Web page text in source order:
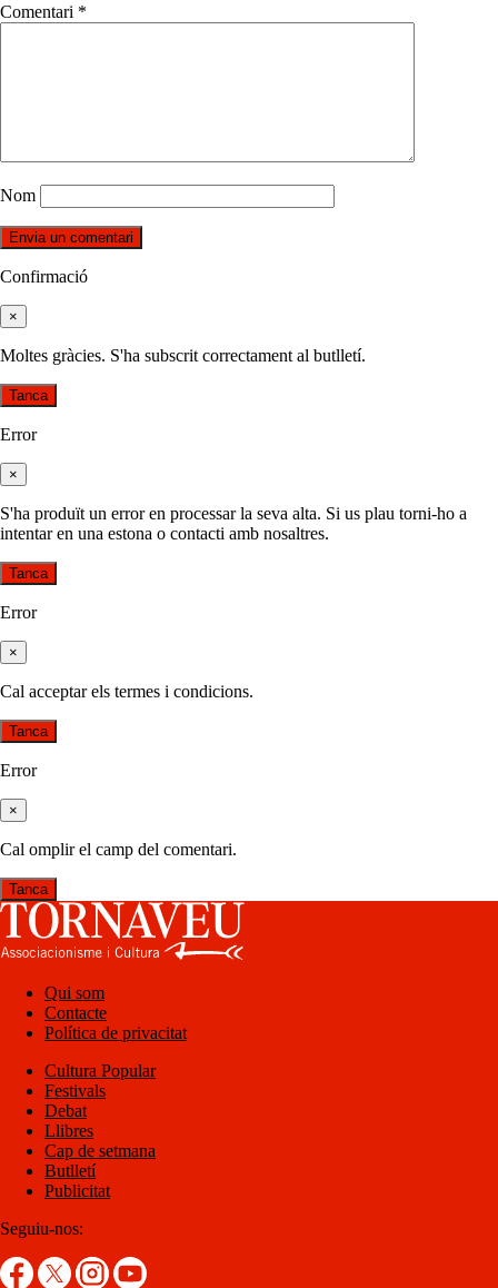
Comentari *
Nom
Confirmació
×
Moltes gràcies. S'ha subscrit correctament al butlletí.
Tanca
Error
×
S'ha produït un error en processar la seva alta. Si us plau torni-ho a
intentar en una estona o contacti amb nosaltres.
Tanca
Error
×
Cal acceptar els termes i condicions.
Tanca
Error
×
Cal omplir el camp del comentari.
Tanca
Qui som
Contacte
Política de privacitat
Cultura Popular
Festivals
Debat
Llibres
Cap de setmana
Butlletí
Publicitat
Seguiu-nos: